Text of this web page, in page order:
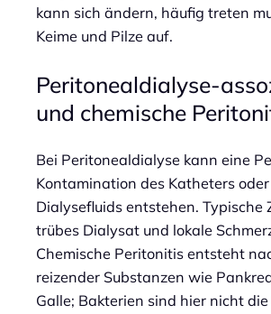
kann sich ändern, häufig treten
Keime und Pilze auf.
Peritonealdialyse-
und chemische
Bei Peritonealdialyse kann eine
Kontamination des Katheters
Dialysefluids entstehen. Typische
trübes Dialysat und lokale
Chemische Peritonitis entsteht
reizender Substanzen wie
Galle; Bakterien sind hier nicht die